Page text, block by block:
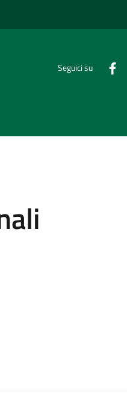
Seguici su